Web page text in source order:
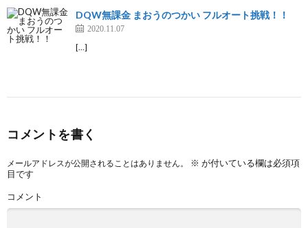
DQW無課金 まおうのつかい フルオート挑戦！！
2020.11.07
[…]
コメントを書く
メールアドレスが公開されることはありません。 ※ が付いている欄は必須項
目です
コメント